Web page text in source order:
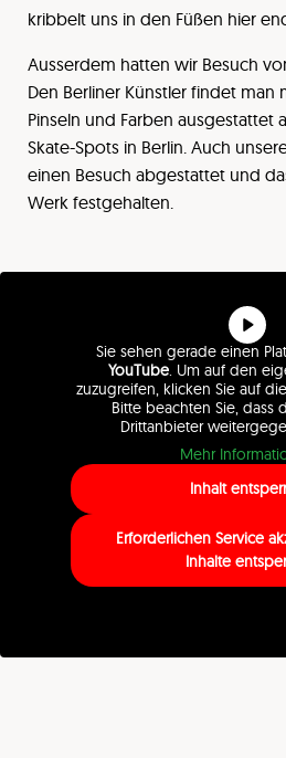
kribbelt uns in den Füßen hier
Ausserdem hatten wir Besuch
Den Berliner Künstler findet man
Pinseln und Farben ausgestattet
Skate-Spots in Berlin. Auch
einen Besuch abgestattet und
Werk festgehalten.
Sie sehen gerade einen
YouTube. Um auf den
zuzugreifen, klicken Sie auf
Bitte beachten Sie, dass
Drittanbieter
Mehr
Inhalt
Erforderlichen Service
Inhalte